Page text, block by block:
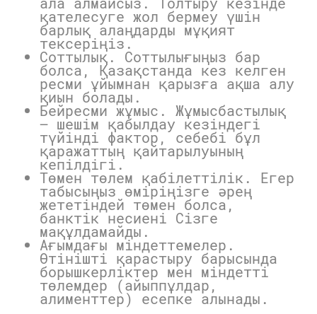
қателесуге жол бермеу үшін
барлық алаңдарды мұқият
тексеріңіз.
Соттылық. Соттылығыңыз бар
болса, Қазақстанда кез келген
ресми ұйымнан қарызға ақша алу
қиын болады.
Бейресми жұмыс. Жұмысбастылық
— шешім қабылдау кезіндегі
түйінді фактор, себебі бұл
қаражаттың қайтарылуының
кепілдігі.
Төмен төлем қабілеттілік. Егер
табысыңыз өміріңізге әрең
жететіндей төмен болса,
банктік несиені Сізге
мақұлдамайды.
Ағымдағы міндеттемелер.
Өтінішті қарастыру барысында
борышкерліктер мен міндетті
төлемдер (айыппұлдар,
алименттер) есепке алынады.